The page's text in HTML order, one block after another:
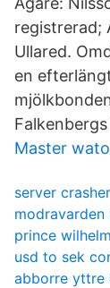
registrerad;
Ullared.
en
Master wato
server
modravarden
prince
usd to sek
abborre yttre